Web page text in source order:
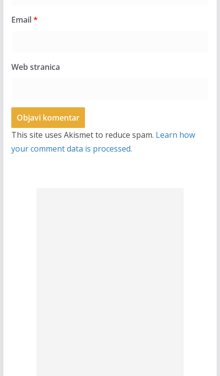
Email*
Web stranica
This site uses Akismet to reduce spam. Learn how
your comment data is processed.